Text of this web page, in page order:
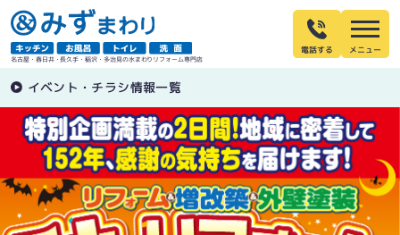
名古屋・春日井・長久手・稲沢・多治見の水まわりリフォーム専門店
電話する
イベント・チラシ情報一覧